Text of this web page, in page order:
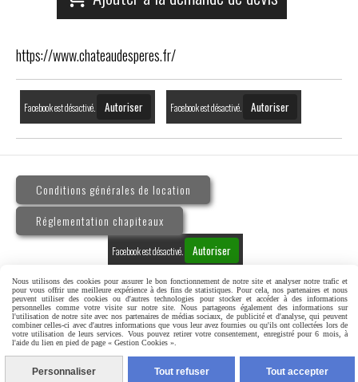
https://www.chateaudesperes.fr/
Facebook est désactivé. Autoriser Facebook est désactivé. Autoriser
Conditions générales de location
Réglementation chapiteaux
Facebook est désactivé. Autoriser
MENTIONS LÉGALES GESTION COOKIES
CRÉER UN SITE INTERNET MILLE ET UNE NUITS EVENEMENTS
Nous utilisons des cookies pour assurer le bon fonctionnement de notre site et analyser notre trafic et
pour vous offrir une meilleure expérience à des fins de statistiques. Pour cela, nos partenaires et nous
peuvent utiliser des cookies ou d'autres technologies pour stocker et accéder à des informations
personnelles comme votre visite sur notre site. Nous partageons également des informations sur
l'utilisation de notre site avec nos partenaires de médias sociaux, de publicité et d'analyse, qui peuvent
combiner celles-ci avec d'autres informations que vous leur avez fournies ou qu'ils ont collectées lors de
votre utilisation de leurs services. Vous pouvez retirer votre consentement, enregistré pour 6 mois, à
l'aide du lien en pied de page « Gestion Cookies ».
Personnaliser Tout refuser Tout accepter